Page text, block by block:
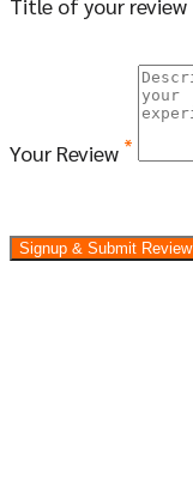
Your Review *
Signup & Submit Review